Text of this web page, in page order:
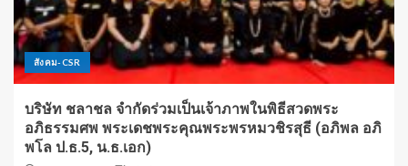
สังคม-CSR
บริษัท ชลาชล จำกัดร่วมเป็นเจ้าภาพในพิธีสวดพระ
อภิธรรมศพ พระเดชพระคุณพระพรหมวชิรสุธี (อภิพล อภิ
พโล ป.ธ.5, น.ธ.เอก)